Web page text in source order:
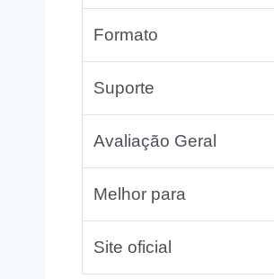
Formato
Suporte
Avaliação Geral
Melhor para
Site oficial